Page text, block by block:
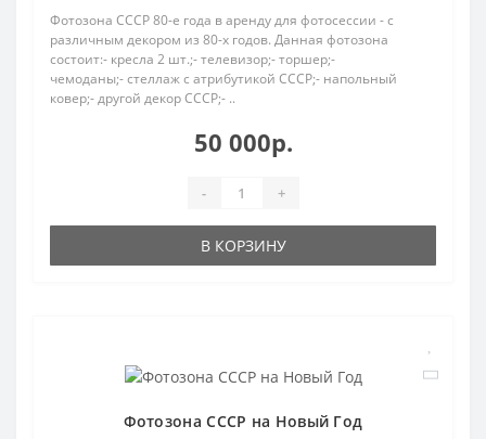
Фотозона СССР 80-е года в аренду для фотосессии - с
различным декором из 80-х годов. Данная фотозона
состоит:- кресла 2 шт.;- телевизор;- торшер;-
чемоданы;- стеллаж с атрибутикой СССР;- напольный
ковер;- другой декор СССР;- ..
50 000р.
- +
В КОРЗИНУ
Фотозона СССР на Новый Год